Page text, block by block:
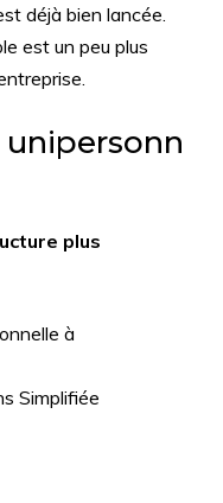
déjà bien lancée.
est un peu plus
plus
à
Simplifiée